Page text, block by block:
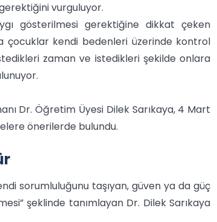
vurguluyor.
gösterilmesi gerektiğine dikkat çeken
çocuklar kendi bedenleri üzerinde kontrol
zaman ve istedikleri şekilde onlara
Dr. Öğretim Üyesi Dilek Sarıkaya, 4 Mart
önerilerde bulundu.
sorumluluğunu taşıyan, güven ya da güç
şeklinde tanımlayan Dr. Dilek Sarıkaya